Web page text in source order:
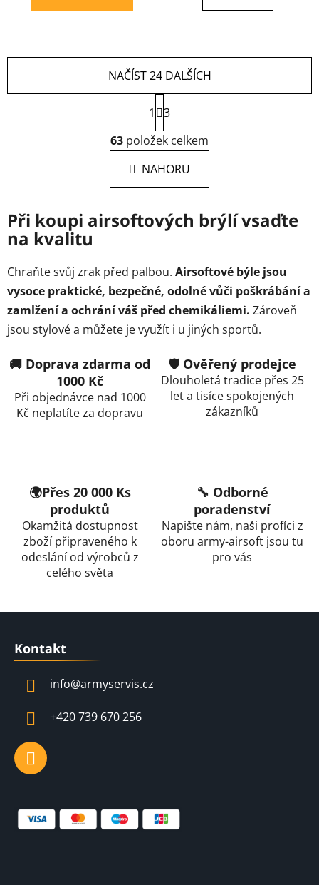
O
v
l
á
d
c
r
v
k
y
v
i
NAČÍST 24 DALŠÍCH
S
t
r
á
n
k
n
1
3
63 položek celkem
NAHORU
Při koupi airsoftových brýlí vsaďte
na kvalitu
Chraňte svůj zrak před palbou. Airsoftové býle jsou
vysoce praktické, bezpečné, odolné vůči poškrábání a
zamlžení a ochrání váš před chemikáliemi. Zároveň
jsou stylové a můžete je využít i u jiných sportů.
🚚 Doprava zdarma od
1000 Kč
Při objednávce nad 1000
Kč neplatíte za dopravu
🛡️ Ověřený prodejce
Dlouholetá tradice přes 25
let a tisíce spokojených
zákazníků
🌍Přes 20 000 Ks
produktů
Okamžitá dostupnost
zboží připraveného k
odeslání od výrobců z
celého světa
🔧 Odborné
poradenství
Napište nám, naši profíci z
oboru army-airsoft jsou tu
pro vás
Z
Kontakt
info@armyservis.cz
+420 739 670 256